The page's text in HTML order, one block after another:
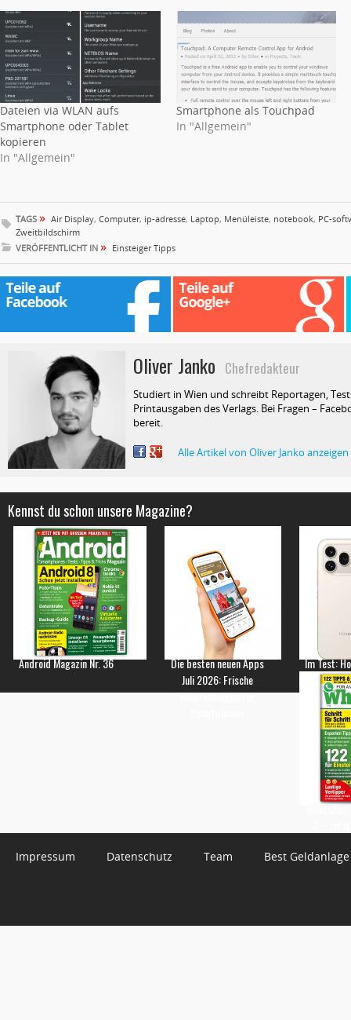
Dateien via WLAN aufs
Smartphone oder Tablet
kopieren
In "Allgemein"
Smartphone als Touchpad
In "Allgemein"
TAGS » Air Display, Computer, ip-adresse, Laptop, Menüleiste, notebook, PC-
Zweitbildschirm
VERÖFFENTLICHT IN » Einsteiger Tipps
Oliver Janko Chefredakteur
Studiert in Wien und schreibt Reportagen,
Printausgaben des Verlags. Bei Fragen –
bereit.
Alle Artikel von Oliver Janko anzeigen
Kennst du schon unsere Magazine?
Android Magazin Nr. 36
Die besten neuen Apps
Juli 2026: Frische
Empfehlungen für
Im Test:
Impressum Datenschutz Team Best Geldanlage